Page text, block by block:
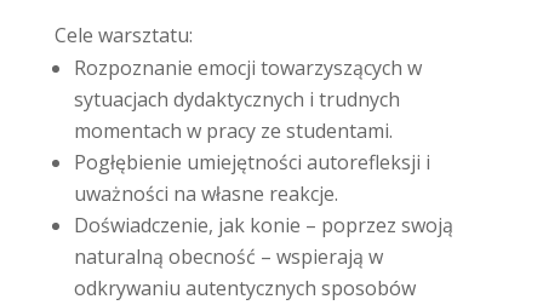
Cele warsztatu:
Rozpoznanie emocji towarzyszących w
sytuacjach dydaktycznych i trudnych
momentach w pracy ze studentami.
Pogłębienie umiejętności autorefleksji i
uważności na własne reakcje.
Doświadczenie, jak konie – poprzez swoją
naturalną obecność – wspierają w
odkrywaniu autentycznych sposobów